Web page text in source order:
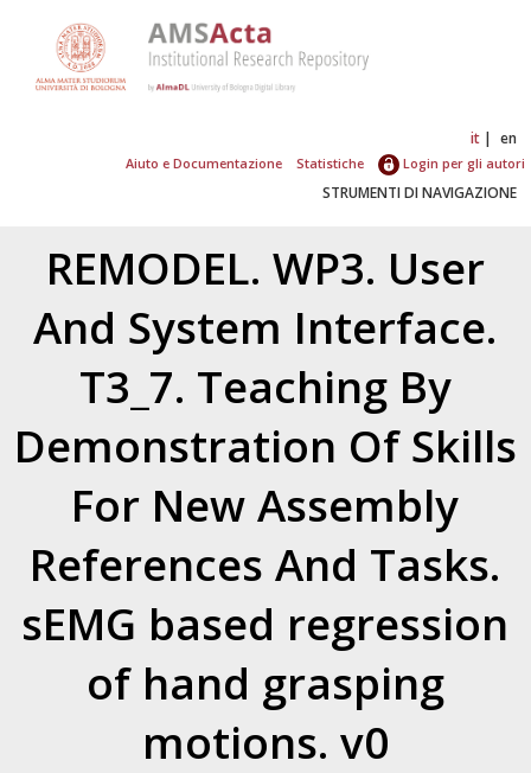
it en
Aiuto e Documentazione Statistiche Login per gli autori
STRUMENTI DI NAVIGAZIONE
REMODEL. WP3. User
And System Interface.
T3_7. Teaching By
Demonstration Of Skills
For New Assembly
References And Tasks.
sEMG based regression
of hand grasping
motions. v0